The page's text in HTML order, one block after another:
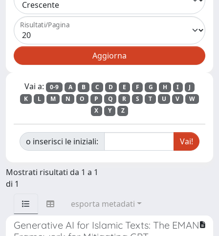
Risultati/Pagina
Vai a: 0-9 A B C D E F G H I
J
K
L M N O P Q R S T U V
W
X
Y Z
o inserisci le iniziali:
Mostrati risultati da 1 a 1
di 1
esporta metadati
Generative AI for Islamic Texts: The EMAN